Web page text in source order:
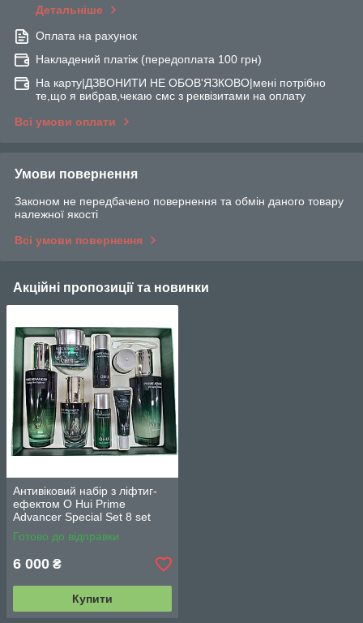
Детальніше
Оплата на рахунок
Накладений платіж (передоплата 100 грн)
На карту|ДЗВОНИТИ НЕ ОБОВ'ЯЗКОВО|мені потрібно
те,що я вибрав,чекаю смс з реквізитами на оплату
Всі умови оплати
Умови повернення
Законом не передбачено повернення та обмін даного товару
належної якості
Всі умови повернення
Акційні пропозиції та новинки
Антивіковий набір з ліфтиг-
ефектом O Hui Prime
Advancer Special Set 8 set
(380 мл)
Готово до відправки
6 000 ₴
Купити